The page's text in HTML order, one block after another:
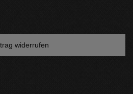
widerrufen